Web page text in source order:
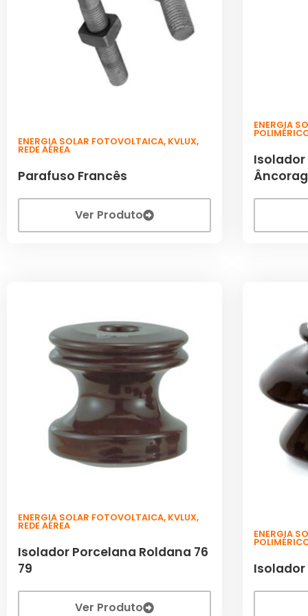
ENERGIA SOLAR FOTOVOLTAICA, KVLUX,
REDE AÉREA
Parafuso Francês
Ver Produto
ENERGIA
ENERGIA SOLAR FOTOVOLTAICA, KVLUX,
REDE AÉREA
Isolador Porcelana Roldana 76
79
Ver Produto
ENERGIA